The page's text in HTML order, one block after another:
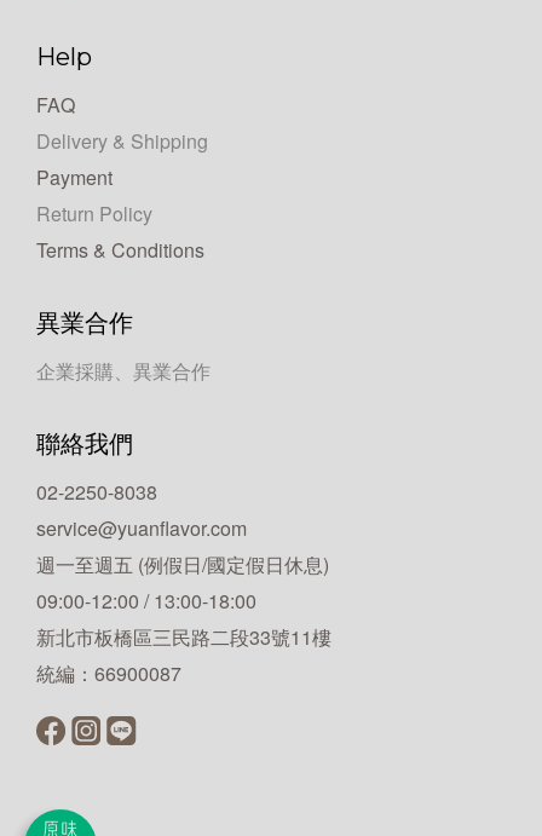
Help
FAQ
Delivery & Shipping
Payment
Return Policy
Terms & Conditions
異業合作
企業採購、異業合作
聯絡我們
02-2250-8038
service@yuanflavor.com
週一至週五 (例假日/國定假日休息)
09:00-12:00 / 13:00-18:00
新北市板橋區三民路二段33號11樓
統編：66900087